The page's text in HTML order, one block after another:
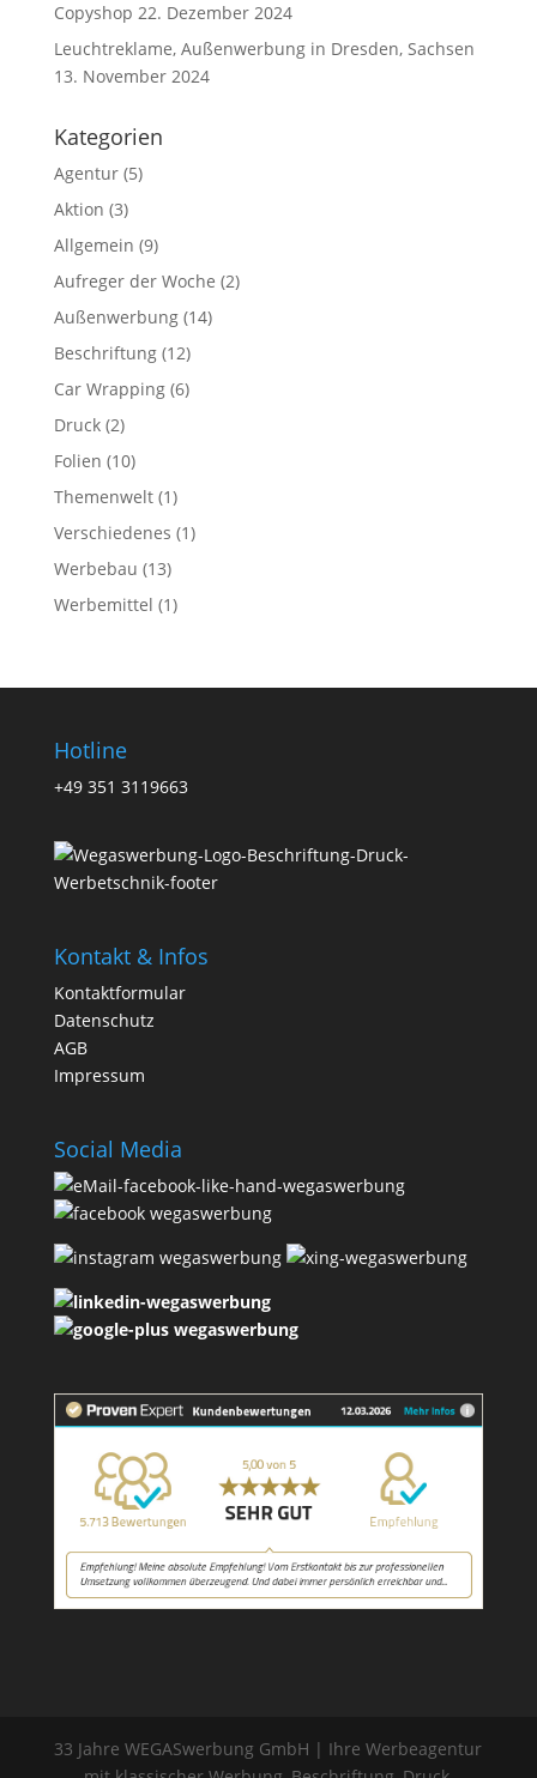
Copyshop 22. Dezember 2024
Leuchtreklame, Außenwerbung in Dresden, Sachsen
13. November 2024
Kategorien
Agentur(5)
Aktion (3)
Allgemein (9)
Aufreger der Woche (2)
Außenwerbung(14)
Beschriftung(12)
Car Wrapping(6)
Druck(2)
Folien (10)
Themenwelt(1)
Verschiedenes (1)
Werbebau (13)
Werbemittel (1)
Hotline
+49 351 3119663
Kontakt & Infos
Kontaktformular
Datenschutz
AGB
Impressum
Social Media
33 Jahre WEGASwerbung GmbH | Ihre Werbeagentur